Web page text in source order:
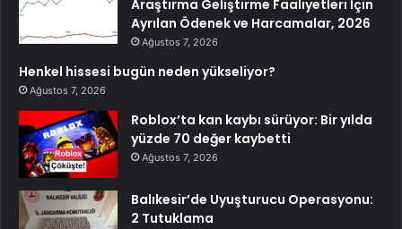
Araştırma Geliştirme Faaliyetleri İçin
Ayrılan Ödenek ve Harcamalar, 2026
Ağustos 7, 2026
Henkel hissesi bugün neden yükseliyor?
Ağustos 7, 2026
Roblox’ta kan kaybı sürüyor: Bir yılda
yüzde 70 değer kaybetti
Ağustos 7, 2026
Balıkesir’de Uyuşturucu Operasyonu:
2 Tutuklama